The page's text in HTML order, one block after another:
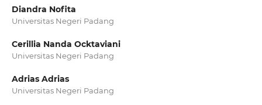
Diandra Nofita
Universitas Negeri Padang
Cerillia Nanda Ocktaviani
Universitas Negeri Padang
Adrias Adrias
Universitas Negeri Padang